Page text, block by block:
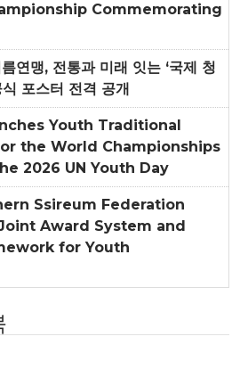
Commemorating
연맹, 전통과 미래 잇는 ‘국제 청
포스터 전격 공개
Youth Traditional
the World Championships
2026 UN Youth Day
Ssireum Federation
Award System and
for Youth